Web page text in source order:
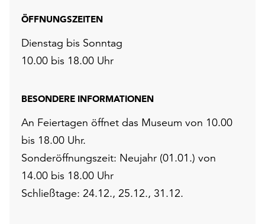
ÖFFNUNGSZEITEN
Dienstag bis Sonntag
10.00 bis 18.00 Uhr
BESONDERE INFORMATIONEN
An Feiertagen öffnet das Museum von 10.00
bis 18.00 Uhr.
Sonderöffnungszeit: Neujahr (01.01.) von
14.00 bis 18.00 Uhr
Schließtage: 24.12., 25.12., 31.12.